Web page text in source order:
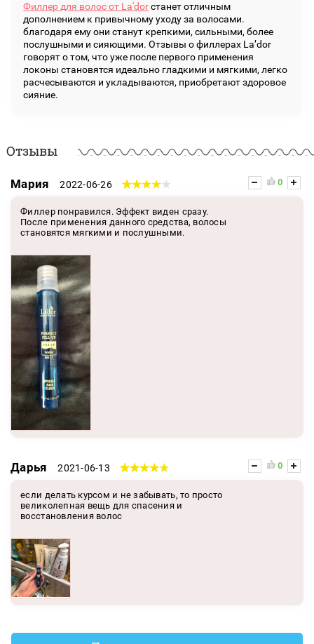
Филлер для волос от La'dorстанет отличным
дополнением к привычному уходу за волосами.
благодаря ему они станут крепкими, сильными, более
послушными и сияющими. Отзывы о филлерах La’dor
говорят о том, что уже после первого применения
локоны становятся идеально гладкими и мягкими, легко
расчесываются и укладываются, приобретают здоровое
сияние.
Отзывы
Мария 2022-06-26
Филлер понравился. Эффект виден сразу.
После применения данного средства, волосы
становятся мягкими и послушными.
0
Дарья 2021-06-13
если делать курсом и не забывать, то просто
великолепная вещь для спасения и
восстановления волос
0